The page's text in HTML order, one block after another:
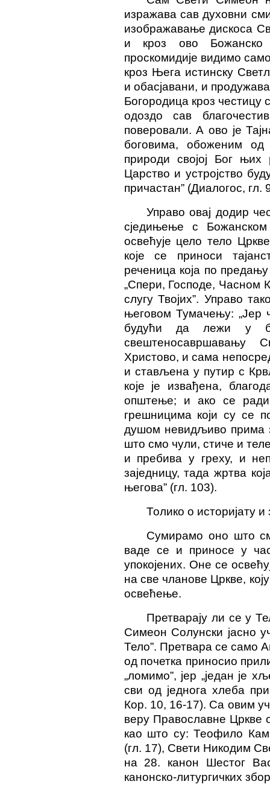
изражава сав духовни
изображавање дискоса
и кроз ово
проскомидије видимо
кроз Њега истинску
и обасјавани, и
Богородица кроз честицу
одоздо сав
поверовали. А ово је
боговима, обоженим од
природи својој Бог
Царство и устројство
причастан” (Диалогос, гл.
Управо овај додир
сједињење с
освећује цело тело
које се приноси
реченица која по
„Спери, Господе, Часном
слугу Твојих”. Управо
његовом Тумачењу: „Јер
будући да лежи у
свештеносавршавању
Христово, и сама
и стављена у путир с
које је извађена,
општење; и ако се
грешницима који су се
душом невидљиво прима
што смо чули, стиче и
и пребива у греху, и
заједницу, тада жртва
његова” (гл. 103).
Толико о историјату и
Сумирамо оно што
ваде се и приносе у
упокојених. Оне се
на све чланове Цркве,
освећење.
Претварају ли се у
Симеон Солунски јасно
Тело”. Претвара се само
од почетка приносио
„ломимо”, јер „један је
сви од једнога хлеба
Кор. 10, 16-17). Са овим
веру Православне Цркве
као што су: Теофило
(гл. 17), Свети Никодим
на 28. канон Шестог
канонско-литургичких